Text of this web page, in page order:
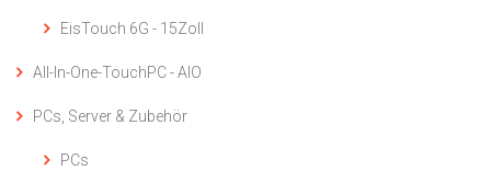
EisTouch 6G - 15Zoll
All-In-One-TouchPC - AIO
PCs, Server & Zubehör
PCs